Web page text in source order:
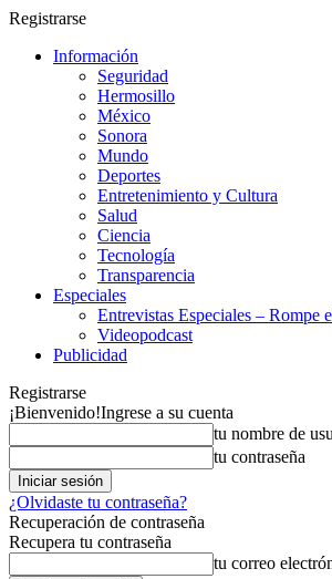
Registrarse
Información
Seguridad
Hermosillo
México
Sonora
Mundo
Deportes
Entretenimiento y Cultura
Salud
Ciencia
Tecnología
Transparencia
Especiales
Entrevistas Especiales – Rompe
Videopodcast
Publicidad
Registrarse
¡Bienvenido!Ingrese a su cuenta
tu nombre de
tu contraseña
¿Olvidaste tu contraseña?
Recuperación de contraseña
Recupera tu contraseña
tu correo